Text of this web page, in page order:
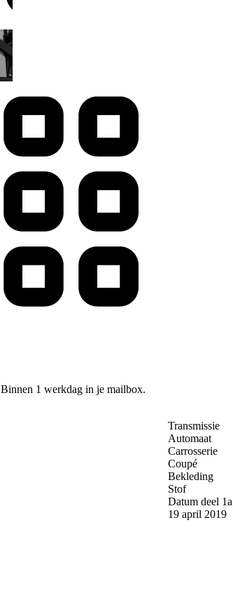
Binnen 1 werkdag in je mailbox.
Transmissie
Automaat
Carrosserie
Coupé
Bekleding
Stof
Datum deel 1a
19 april 2019